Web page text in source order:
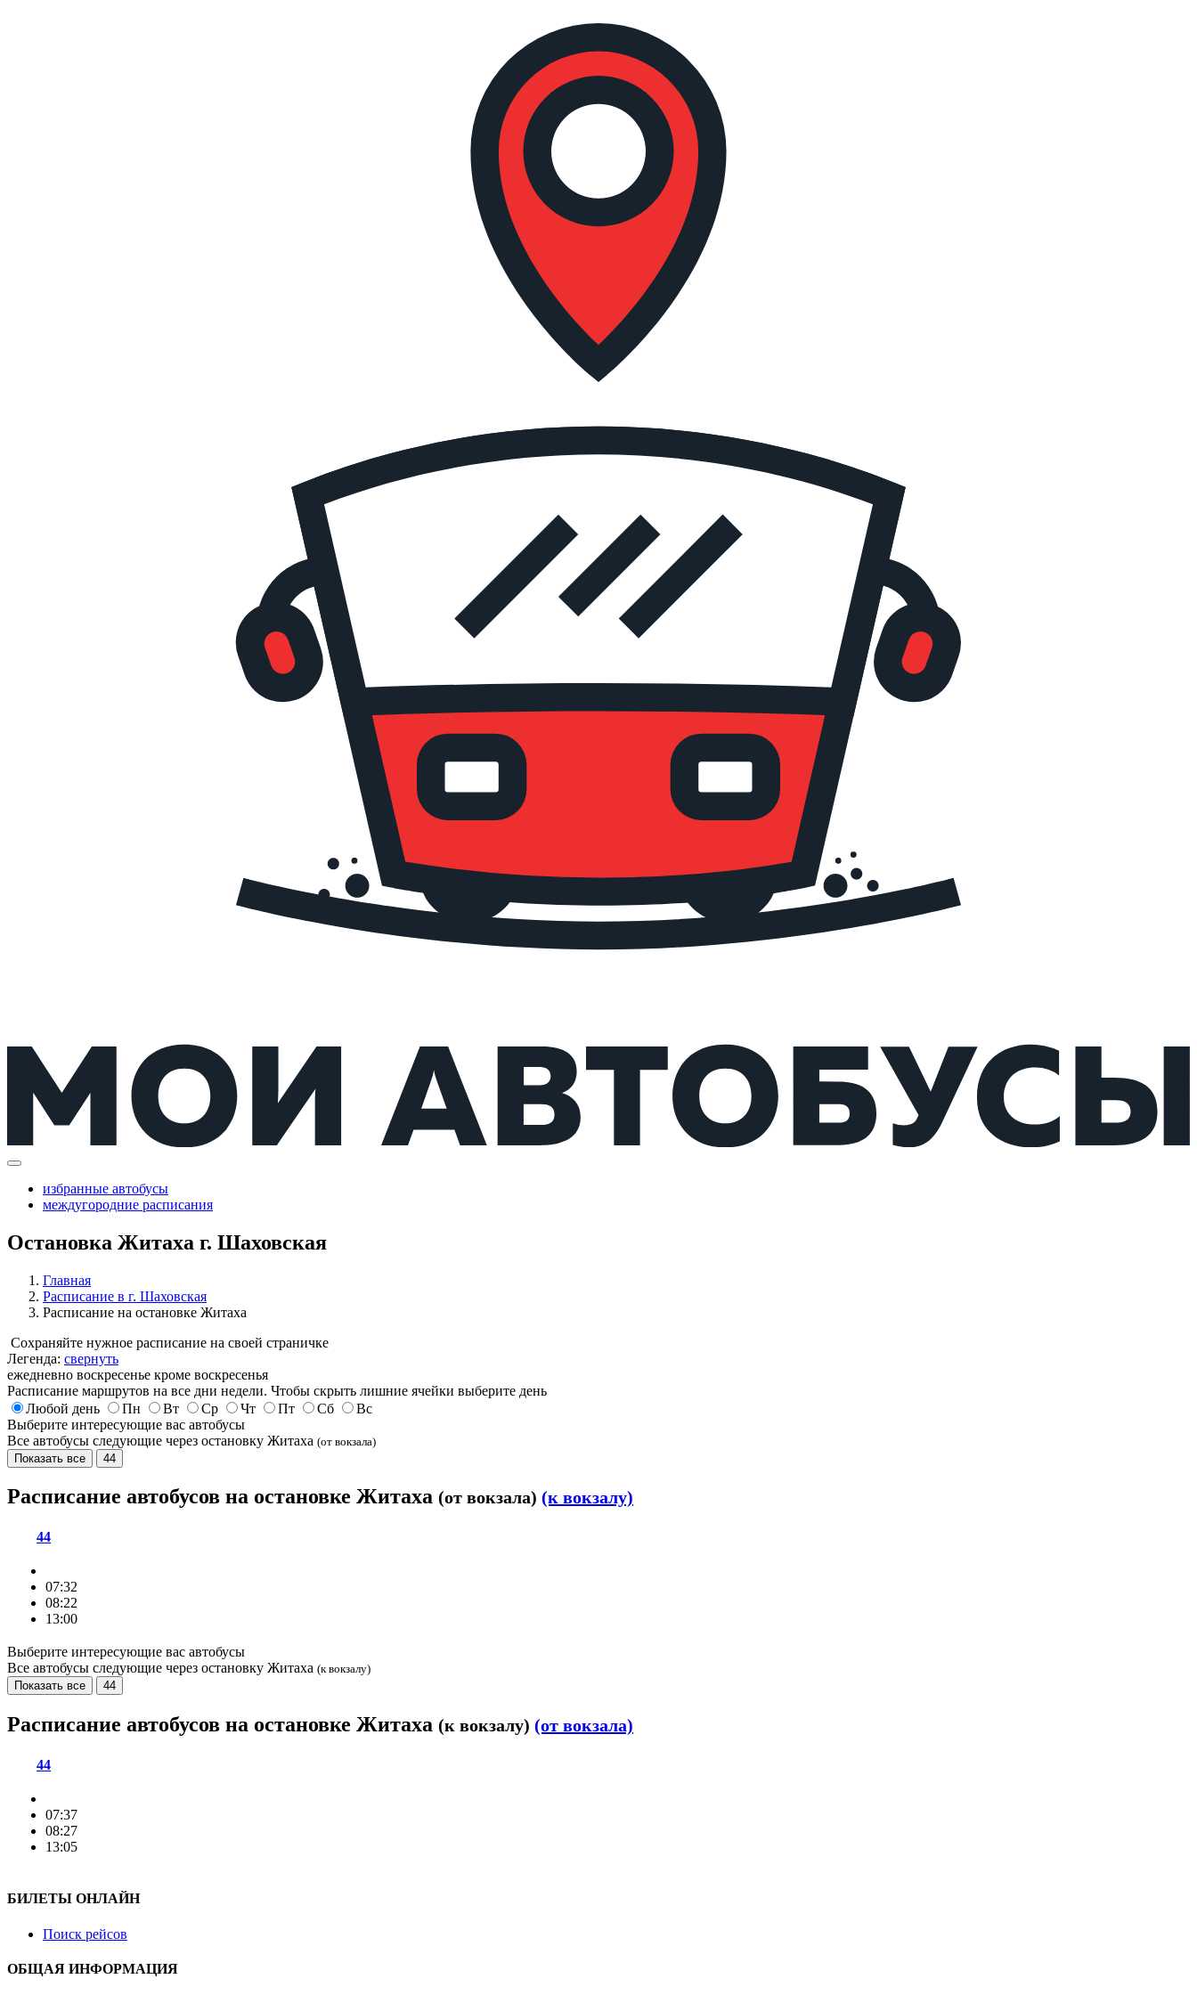
избранные автобусы
междугородние расписания
Остановка Житаха г. Шаховская
Главная
Расписание в г. Шаховская
Расписание на остановке Житаха
Сохраняйте нужное расписание на своей страничке
Легенда: свернуть
ежедневно воскресенье кроме воскресенья
Расписание маршрутов на все дни недели. Чтобы скрыть лишние ячейки выберите день
Любой день
Пн Вт Ср Чт Пт Сб
Вс
Выберите интересующие вас автобусы
Все автобусы следующие через остановку Житаха (от вокзала)
Показать все
44
Расписание автобусов на остановке Житаха (от вокзала) (к вокзалу)
44
07:32
08:22
13:00
Выберите интересующие вас автобусы
Все автобусы следующие через остановку Житаха (к вокзалу)
Показать все
44
Расписание автобусов на остановке Житаха (к вокзалу) (от вокзала)
44
07:37
08:27
13:05
БИЛЕТЫ ОНЛАЙН
Поиск рейсов
ОБЩАЯ ИНФОРМАЦИЯ